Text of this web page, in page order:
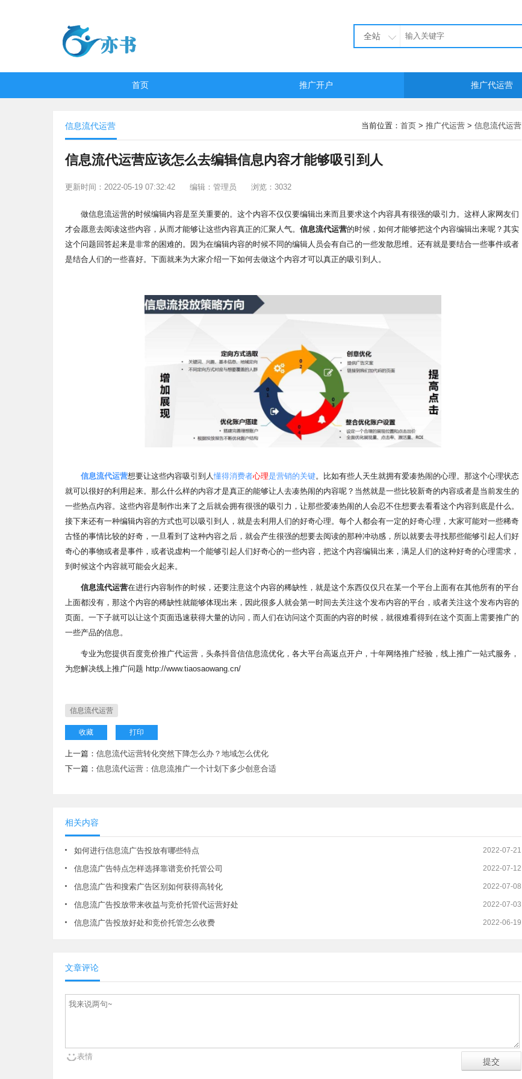
全站
首页 推广开户 推广代运营
信息流代运营 当前位置： 首页 > 推广代运营 > 信息流代运营
信息流代运营应该怎么去编辑信息内容才能够吸引到人
更新时间：2022-05-19 07:32:42 编辑：管理员 浏览：3032
做信息流运营的时候编辑内容是至关重要的。这个内容不仅仅要编辑出来而且要求这个内容具有很强的吸引力。这样人家网友们
才会愿意去阅读这些内容，从而才能够让这些内容真正的汇聚人气。 信息流代运营的时候，如何才能够把这个内容编辑出来呢？其实
这个问题回答起来是非常的困难的。因为在编辑内容的时候不同的编辑人员会有自己的一些发散思维。还有就是要结合一些事件或者
是结合人们的一些喜好。下面就来为大家介绍一下如何去做这个内容才可以真正的吸引到人。
信息流代运营想要让这些内容吸引到人懂得消费者心理是营销的关键。比如有些人天生就拥有爱凑热闹的心理。那这个心理状态
就可以很好的利用起来。那么什么样的内容才是真正的能够让人去凑热闹的内容呢？当然就是一些比较新奇的内容或者是当前发生的
一些热点内容。这些内容是制作出来了之后就会拥有很强的吸引力，让那些爱凑热闹的人会忍不住想要去看看这个内容到底是什么。
接下来还有一种编辑内容的方式也可以吸引到人，就是去利用人们的好奇心理。每个人都会有一定的好奇心理，大家可能对一些稀奇
古怪的事情比较的好奇，一旦看到了这种内容之后，就会产生很强的想要去阅读的那种冲动感，所以就要去寻找那些能够引起人们好
奇心的事物或者是事件，或者说虚构一个能够引起人们好奇心的一些内容，把这个内容编辑出来，满足人们的这种好奇的心理需求，
到时候这个内容就可能会火起来。
信息流代运营在进行内容制作的时候，还要注意这个内容的稀缺性，就是这个东西仅仅只在某一个平台上面有在其他所有的平台
上面都没有，那这个内容的稀缺性就能够体现出来，因此很多人就会第一时间去关注这个发布内容的平台，或者关注这个发布内容的
页面。一下子就可以让这个页面迅速获得大量的访问，而人们在访问这个页面的内容的时候，就很难看得到在这个页面上需要推广的
一些产品的信息。
专业为您提供百度竞价推广代运营，头条抖音信信息流优化，各大平台高返点开户，十年网络推广经验，线上推广一站式服务，
为您解决线上推广问题 http://www.tiaosaowang.cn/
信息流代运营
收藏 打印
上一篇： 信息流代运营转化突然下降怎么办？地域怎么优化
下一篇： 信息流代运营：信息流推广一个计划下多少创意合适
相关内容
2022-07-21
如何进行信息流广告投放有哪些特点
2022-07-12
信息流广告特点怎样选择靠谱竞价托管公司
2022-07-08
信息流广告和搜索广告区别如何获得高转化
2022-07-03
信息流广告投放带来收益与竞价托管代运营好处
2022-06-19
信息流广告投放好处和竞价托管怎么收费
文章评论
表情